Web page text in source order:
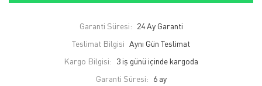
Garanti Süresi: 24 Ay Garanti
Teslimat Bilgisi Aynı Gün Teslimat
Kargo Bilgisi: 3 iş günü içinde kargoda
Garanti Süresi: 6 ay